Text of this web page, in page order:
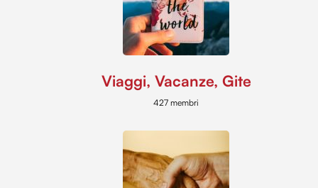
Viaggi, Vacanze, Gite
427 membri